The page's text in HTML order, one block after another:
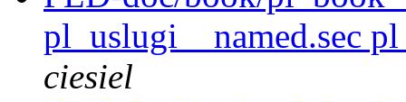
pl_uslugi__named.sec
ciesiel